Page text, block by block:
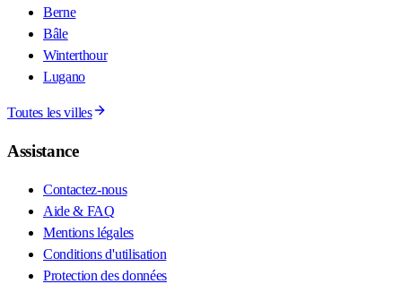
Berne
Bâle
Winterthour
Lugano
Toutes les villes
Assistance
Contactez-nous
Aide & FAQ
Mentions légales
Conditions d'utilisation
Protection des données